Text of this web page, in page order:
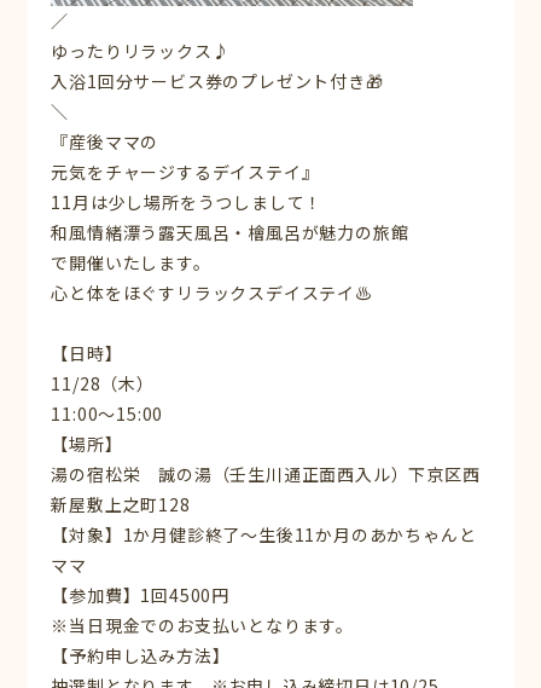
／
ゆったりリラックス♪
入浴1回分サービス券のプレゼント付き🎁
＼
『産後ママの
元気をチャージするデイステイ』
11月は少し場所をうつしまして！
和風情緒漂う露天風呂・檜風呂が魅力の旅館
で開催いたします。
心と体をほぐすリラックスデイステイ♨️
【日時】
11/28（木）
11:00〜15:00
【場所】
湯の宿松栄 誠の湯（壬生川通正面西入ル）下京区西
新屋敷上之町128
【対象】1か月健診終了～生後11か月のあかちゃんと
ママ
【参加費】1回4500円
※当日現金でのお支払いとなります。
【予約申し込み方法】